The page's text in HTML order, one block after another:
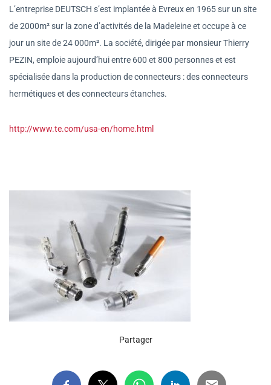
L’entreprise DEUTSCH s’est implantée à Evreux en 1965 sur un site
de 2000m² sur la zone d’activités de la Madeleine et occupe à ce
jour un site de 24 000m². La société, dirigée par monsieur Thierry
PEZIN, emploie aujourd’hui entre 600 et 800 personnes et est
spécialisée dans la production de connecteurs : des connecteurs
hermétiques et des connecteurs étanches.
http://www.te.com/usa-en/home.html
Partager